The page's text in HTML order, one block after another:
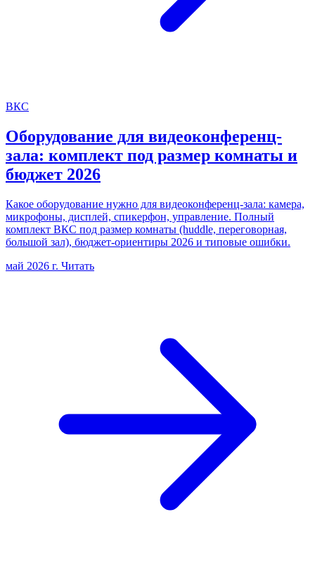
ВКС
Оборудование для видеоконференц-
зала: комплект под размер комнаты и
бюджет 2026
Какое оборудование нужно для видеоконференц-зала: камера,
микрофоны, дисплей, спикерфон, управление. Полный
комплект ВКС под размер комнаты (huddle, переговорная,
большой зал), бюджет-ориентиры 2026 и типовые ошибки.
май 2026 г. Читать